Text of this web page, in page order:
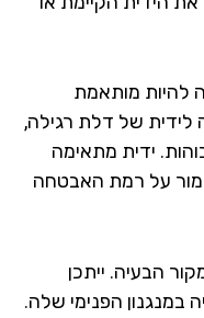
מותאמת
של דלת רגילה,
ידית מתאימה
על רמת האבטחה
ייתכן
הפנימי שלה.